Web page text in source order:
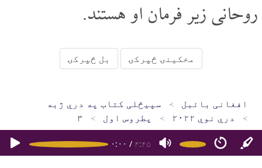
۰:۰۰ / ۴:۴۵
روحانی زیر فرمان او هستند.
مخکینۍ څپرکۍ بل څپرکۍ
افغانی بائبل
سپیڅلی کتاب په دري ژبه
دري نوي ۲۰۲۲
پطروس اول ۳